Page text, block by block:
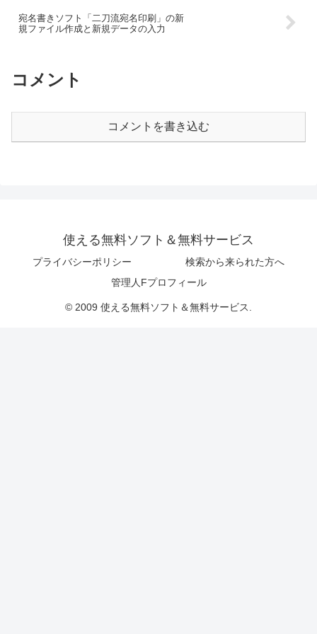
宛名書きソフト「二刀流宛名印刷」の新
規ファイル作成と新規データの入力
コメント
コメントを書き込む
使える無料ソフト＆無料サービス
プライバシーポリシー
検索から来られた方へ
管理人Fプロフィール
© 2009 使える無料ソフト＆無料サービス.